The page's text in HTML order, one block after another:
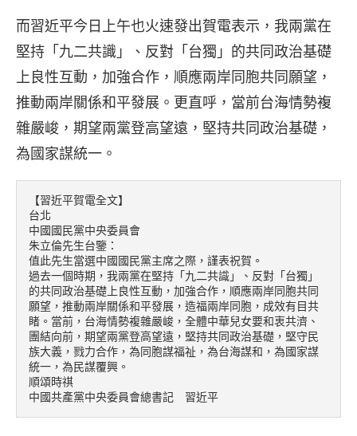
而習近平今日上午也火速發出賀電表示，我兩黨在
堅持「九二共識」、反對「台獨」的共同政治基礎
上良性互動，加強合作，順應兩岸同胞共同願望，
推動兩岸關係和平發展。更直呼，當前台海情勢複
雜嚴峻，期望兩黨登高望遠，堅持共同政治基礎，
為國家謀統一。
【習近平賀電全文】
台北
中國國民黨中央委員會
朱立倫先生台鑒：
值此先生當選中國國民黨主席之際，謹表祝賀。
過去一個時期，我兩黨在堅持「九二共識」、反對「台獨」
的共同政治基礎上良性互動，加強合作，順應兩岸同胞共同
願望，推動兩岸關係和平發展，造福兩岸同胞，成效有目共
睹。當前，台海情勢複雜嚴峻，全體中華兒女要和衷共濟、
團結向前，期望兩黨登高望遠，堅持共同政治基礎，堅守民
族大義，戮力合作，為同胞謀福祉，為台海謀和，為國家謀
統一，為民謀覆興。
順頌時祺
中國共產黨中央委員會總書記　習近平